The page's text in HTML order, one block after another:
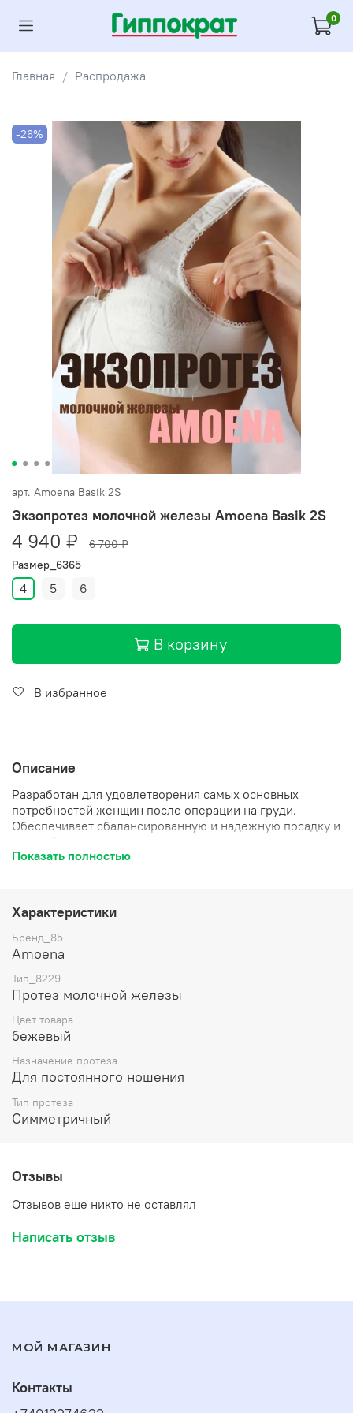
0
Главная Распродажа
-26%
арт. Amoena Basik 2S
Экзопротез молочной железы Amoena Basik 2S
4 940 ₽
6 700 ₽
Размер_6365
4 5 6
В корзину
В избранное
Описание
Разработан для удовлетворения самых основных
потребностей женщин после операции на груди.
Обеспечивает сбалансированную и надежную посадку и
груди Essential и Essential Deluxe.
Однослойный стандартный силикон имеет более
мягкий внешний вид, а ультрамягкий силикон
напоминает внешнюю пленку из кашемира.
Имитирует драпировку натуральной груди.
ПУ пленка, силикон
Показать полностью
Характеристики
Бренд_85
Amoena
Тип_8229
Протез молочной железы
Цвет товара
бежевый
Назначение протеза
Для постоянного ношения
Тип протеза
Симметричный
Отзывы
Отзывов еще никто не оставлял
Написать отзыв
МОЙ МАГАЗИН
Контакты